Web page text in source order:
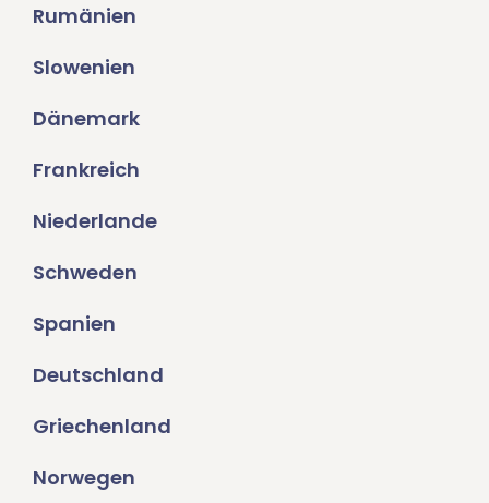
Rumänien
Slowenien
Dänemark
Frankreich
Niederlande
Schweden
Spanien
Deutschland
Griechenland
Norwegen